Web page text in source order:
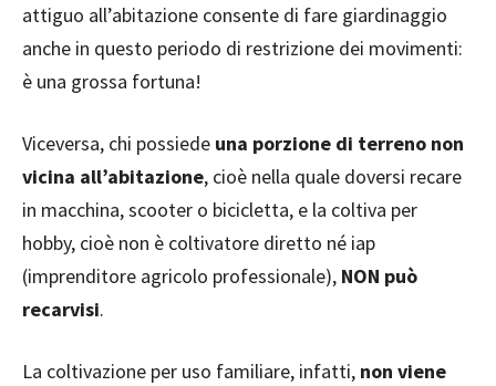
attiguo all’abitazione consente di fare giardinaggio
anche in questo periodo di restrizione dei movimenti:
è una grossa fortuna!
Viceversa, chi possiede una porzione di terreno non
vicina all’abitazione, cioè nella quale doversi recare
in macchina, scooter o bicicletta, e la coltiva per
hobby, cioè non è coltivatore diretto né iap
(imprenditore agricolo professionale), NON può
recarvisi.
La coltivazione per uso familiare, infatti, non viene